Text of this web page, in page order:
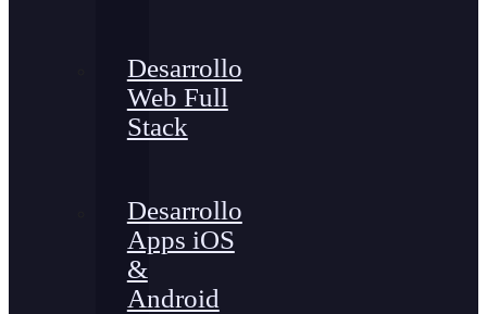
Desarrollo
Web Full
Stack
Desarrollo
Apps iOS
&
Android